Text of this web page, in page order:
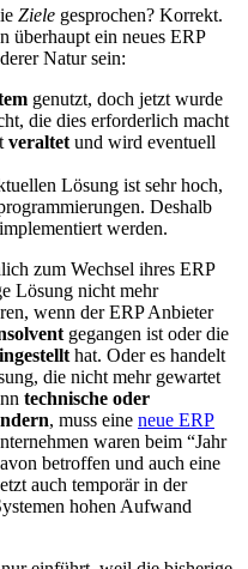
Ziele gesprochen? Korrekt.
überhaupt ein neues ERP
Natur sein:
genutzt, doch jetzt wurde
die dies erforderlich macht
veraltet und wird eventuell
Lösung ist sehr hoch,
Deshalb
werden.
zum Wechsel ihres ERP
Lösung nicht mehr
wenn der ERP Anbieter
gegangen ist oder die
hat. Oder es handelt
die nicht mehr gewartet
technische oder
, muss eine neue ERP
waren beim “Jahr
betroffen und auch eine
auch temporär in der
hohen Aufwand